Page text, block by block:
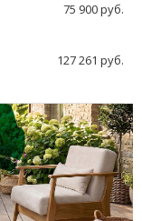
75 900 руб.
127 261 руб.